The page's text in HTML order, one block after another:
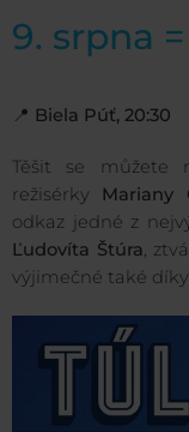
9. srpna
📍 Biela Púť, 20:30
Těšit se můžete
režisérky Mariany
odkaz jedné z
Ľudovíta Štúra,
výjimečné také